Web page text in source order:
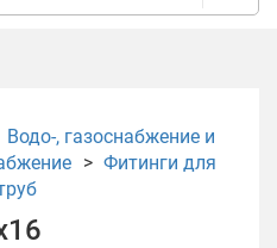
Водо-, газоснабжение и
Фитинги для